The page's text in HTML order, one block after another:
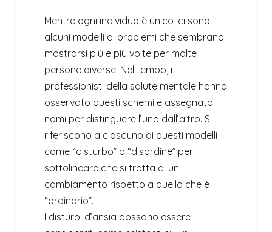
Mentre ogni individuo è unico, ci sono
alcuni modelli di problemi che sembrano
mostrarsi più e più volte per molte
persone diverse. Nel tempo, i
professionisti della salute mentale hanno
osservato questi schemi e assegnato
nomi per distinguere l’uno dall’altro. Si
riferiscono a ciascuno di questi modelli
come “disturbo” o “disordine” per
sottolineare che si tratta di un
cambiamento rispetto a quello che è
“ordinario”.
I disturbi d’ansia possono essere